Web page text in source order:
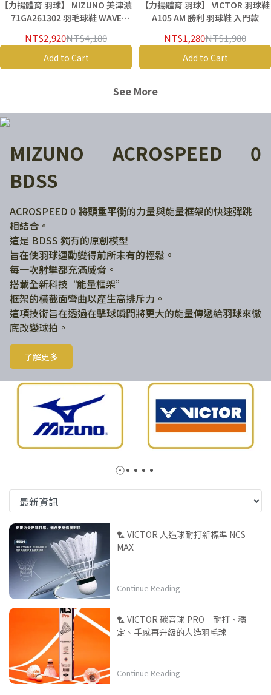
【力揚體育 羽球】 MIZUNO 美津濃
71GA261302 羽毛球鞋 WAVE
NT$2,920NT$4,180
Add to Cart
【力揚體育 羽球】 VICTOR 羽球鞋
A105 AM 勝利 羽球鞋 入門款
NT$1,280NT$1,980
Add to Cart
See More
MIZUNO ACROSPEED 0
BDSS
ACROSPEED 0 將頭重平衡的力量與能量框架的快速彈跳
相結合。
這是 BDSS 獨有的原創模型
旨在使羽球運動變得前所未有的輕鬆。
每一次射擊都充滿威脅。
搭載全新科技“能量框架”
框架的橫截面彎曲以產生高排斥力。
這項技術旨在透過在擊球瞬間將更大的能量傳遞給羽球來徹
底改變球拍。
了解更多
🏸 VICTOR 人造球耐打新標準 NCS
MAX
Continue Reading
🏸 VICTOR 碳音球 PRO｜耐打、穩
定、手感再升級的人造羽毛球
Continue Reading